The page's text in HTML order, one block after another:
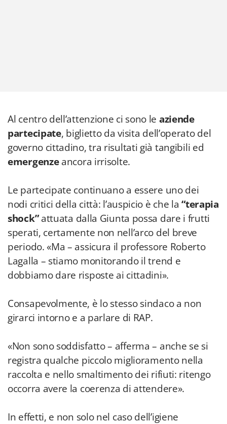
Al centro dell’attenzione ci sono le aziende
partecipate, biglietto da visita dell’operato del
governo cittadino, tra risultati già tangibili ed
emergenzeancora irrisolte.
Le partecipate continuano a essere uno dei
nodi critici della città: l’auspicio è che la “terapia
shock”attuata dalla Giunta possa dare i frutti
sperati, certamente non nell’arco del breve
periodo. «Ma – assicura il professore Roberto
Lagalla – stiamo monitorando il trend e
dobbiamo dare risposte ai cittadini».
Consapevolmente, è lo stesso sindaco a non
girarci intorno e a parlare di RAP.
«Non sono soddisfatto – afferma – anche se si
registra qualche piccolo miglioramento nella
raccolta e nello smaltimento dei rifiuti: ritengo
occorra avere la coerenza di attendere».
In effetti, e non solo nel caso dell’igiene